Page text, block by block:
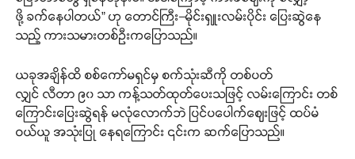
ဖို့ ခက်နေပါတယ်” ဟု တောင်ကြီး–မိုင်းရှူးလမ်းပိုင်း ပြေးဆွဲနေ
သည့် ကားသမားတစ်ဦးကပြောသည်။
ယခုအချိန်ထိ စစ်ကော်မရှင်မှ စက်သုံးဆီကို တစ်ပတ်
လျှင် လီတာ ၉၀ သာ ကန့်သတ်ထုတ်ပေးသဖြင့် လမ်းကြောင်း တစ်
ကြောင်းပြေးဆွဲရန် မလုံလောက်ဘဲ ပြင်ပပေါက်ဈေးဖြင့် ထပ်မံ
ဝယ်ယူ အသုံးပြု နေရကြောင်း ၎င်းက ဆက်ပြောသည်။